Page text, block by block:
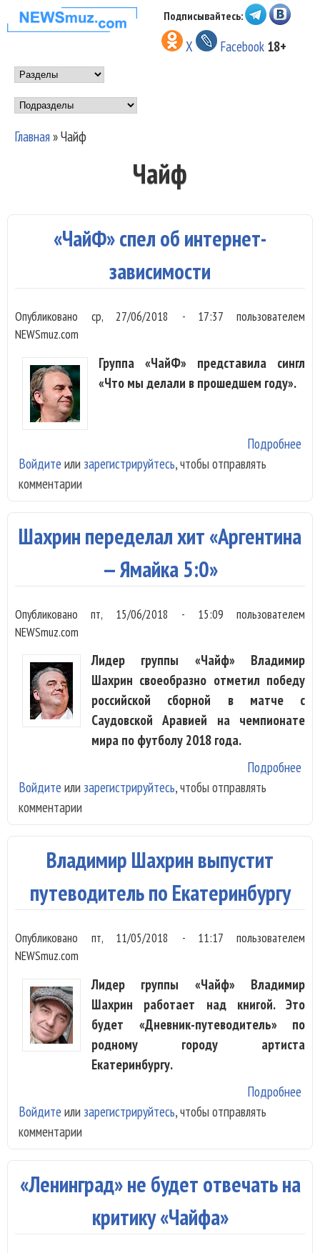
Перейти к основному
содержанию
НОВОСТИ
МУЗЫКИ И
ШОУ БИЗНЕСА
NEWSMUZ.COM
Подписывайтесь:
X Facebook 18+
Main menu
Подразделы
Вы здесь
Главная»Чайф
Чайф
«ЧайФ» спел об интернет-
зависимости
Опубликовано ср, 27/06/2018 - 17:37 пользователем
NEWSmuz.com
Группа «ЧайФ» представила сингл
«Что мы делали в прошедшем году».
Подробнее
Войдите или зарегистрируйтесь, чтобы отправлять
комментарии
Шахрин переделал хит «Аргентина
— Ямайка 5:0»
Опубликованопт, 15/06/2018 - 15:09 пользователем
NEWSmuz.com
Лидер группы «Чайф» Владимир
Шахрин своеобразно отметил победу
российской сборной в матче с
Саудовской Аравией на чемпионате
мира по футболу 2018 года.
Подробнее
Войдите или зарегистрируйтесь, чтобы отправлять
комментарии
Владимир Шахрин выпустит
путеводитель по Екатеринбургу
Опубликовано пт, 11/05/2018 - 11:17 пользователем
NEWSmuz.com
Лидер группы «Чайф» Владимир
Шахрин работает над книгой. Это
будет «Дневник-путеводитель» по
родному городу артиста
Екатеринбургу.
Подробнее
Войдите или зарегистрируйтесь, чтобы отправлять
комментарии
«Ленинград» не будет отвечать на
критику «Чайфа»